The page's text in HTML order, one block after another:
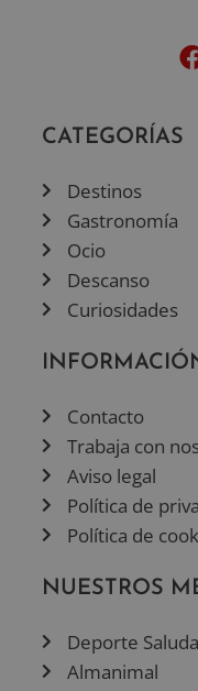
CATEGORÍAS
Destinos
Gastronomía
Ocio
Descanso
Curiosidades
Contacto
Trabaja con
Aviso legal
Política de
Política de
NUESTROS
Deporte
Almanimal